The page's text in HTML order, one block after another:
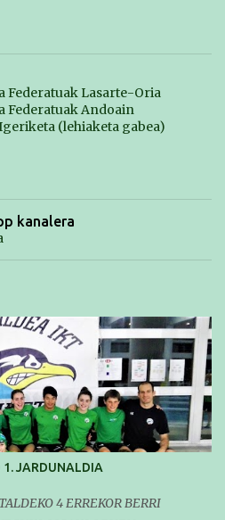
Federatuak Lasarte-Oria
Federatuak Andoain
(lehiaketa gabea)
kanalera
1. JARDUNALDIA
4 ERREKOR BERRI